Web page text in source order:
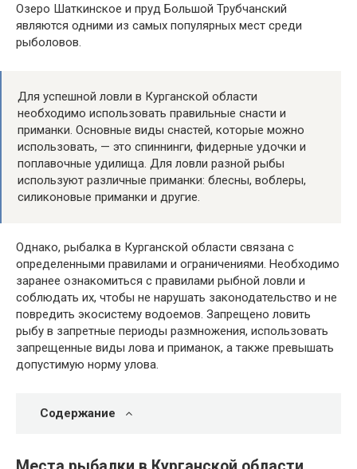
Озеро Шаткинское и пруд Большой Трубчанский
являются одними из самых популярных мест среди
рыболовов.
Для успешной ловли в Курганской области
необходимо использовать правильные снасти и
приманки. Основные виды снастей, которые можно
использовать, — это спиннинги, фидерные удочки и
поплавочные удилища. Для ловли разной рыбы
используют различные приманки: блесны, воблеры,
силиконовые приманки и другие.
Однако, рыбалка в Курганской области связана с
определенными правилами и ограничениями. Необходимо
заранее ознакомиться с правилами рыбной ловли и
соблюдать их, чтобы не нарушать законодательство и не
повредить экосистему водоемов. Запрещено ловить
рыбу в запретные периоды размножения, использовать
запрещенные виды лова и приманок, а также превышать
допустимую норму улова.
Содержание